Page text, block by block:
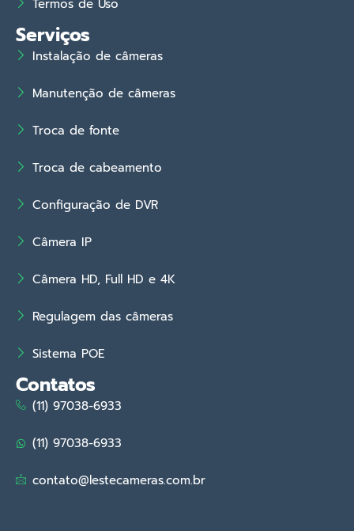
Termos de Uso
Serviços
Instalação de câmeras
Manutenção de câmeras
Troca de fonte
Troca de cabeamento
Configuração de DVR
Câmera IP
Câmera HD, Full HD e 4K
Regulagem das câmeras
Sistema POE
Contatos
(11) 97038-6933
(11) 97038-6933
contato@lestecameras.com.br